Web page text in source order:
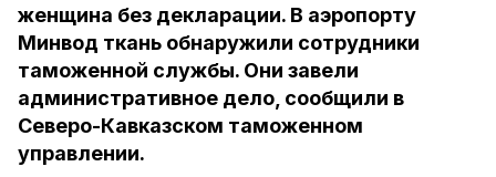
женщина без декларации. В аэропорту
Минвод ткань обнаружили сотрудники
таможенной службы. Они завели
административное дело, сообщили в
Северо-Кавказском таможенном
управлении.